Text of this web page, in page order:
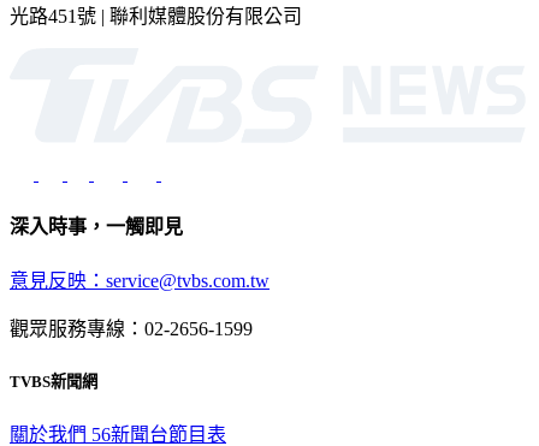
光路451號 | 聯利媒體股份有限公司
深入時事，一觸即見
意見反映：service@tvbs.com.tw
觀眾服務專線：02-2656-1599
TVBS新聞網
關於我們 56新聞台節目表